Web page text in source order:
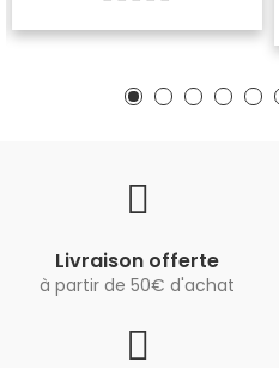
Livraison offerte
à partir de 50€ d'achat